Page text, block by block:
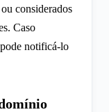
considerados
Caso
notificá-lo